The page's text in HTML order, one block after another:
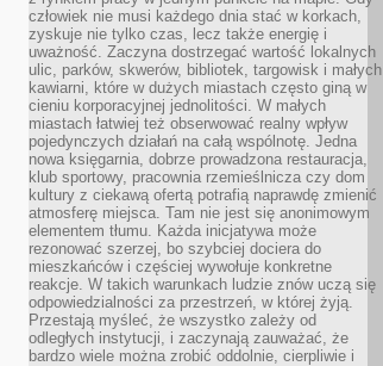
człowiek nie musi każdego dnia stać w korkach,
zyskuje nie tylko czas, lecz także energię i
uważność. Zaczyna dostrzegać wartość lokalnych
ulic, parków, skwerów, bibliotek, targowisk i małych
kawiarni, które w dużych miastach często giną w
cieniu korporacyjnej jednolitości. W małych
miastach łatwiej też obserwować realny wpływ
pojedynczych działań na całą wspólnotę. Jedna
nowa księgarnia, dobrze prowadzona restauracja,
klub sportowy, pracownia rzemieślnicza czy dom
kultury z ciekawą ofertą potrafią naprawdę zmienić
atmosferę miejsca. Tam nie jest się anonimowym
elementem tłumu. Każda inicjatywa może
rezonować szerzej, bo szybciej dociera do
mieszkańców i częściej wywołuje konkretne
reakcje. W takich warunkach ludzie znów uczą się
odpowiedzialności za przestrzeń, w której żyją.
Przestają myśleć, że wszystko zależy od
odległych instytucji, i zaczynają zauważać, że
bardzo wiele można zrobić oddolnie, cierpliwie i